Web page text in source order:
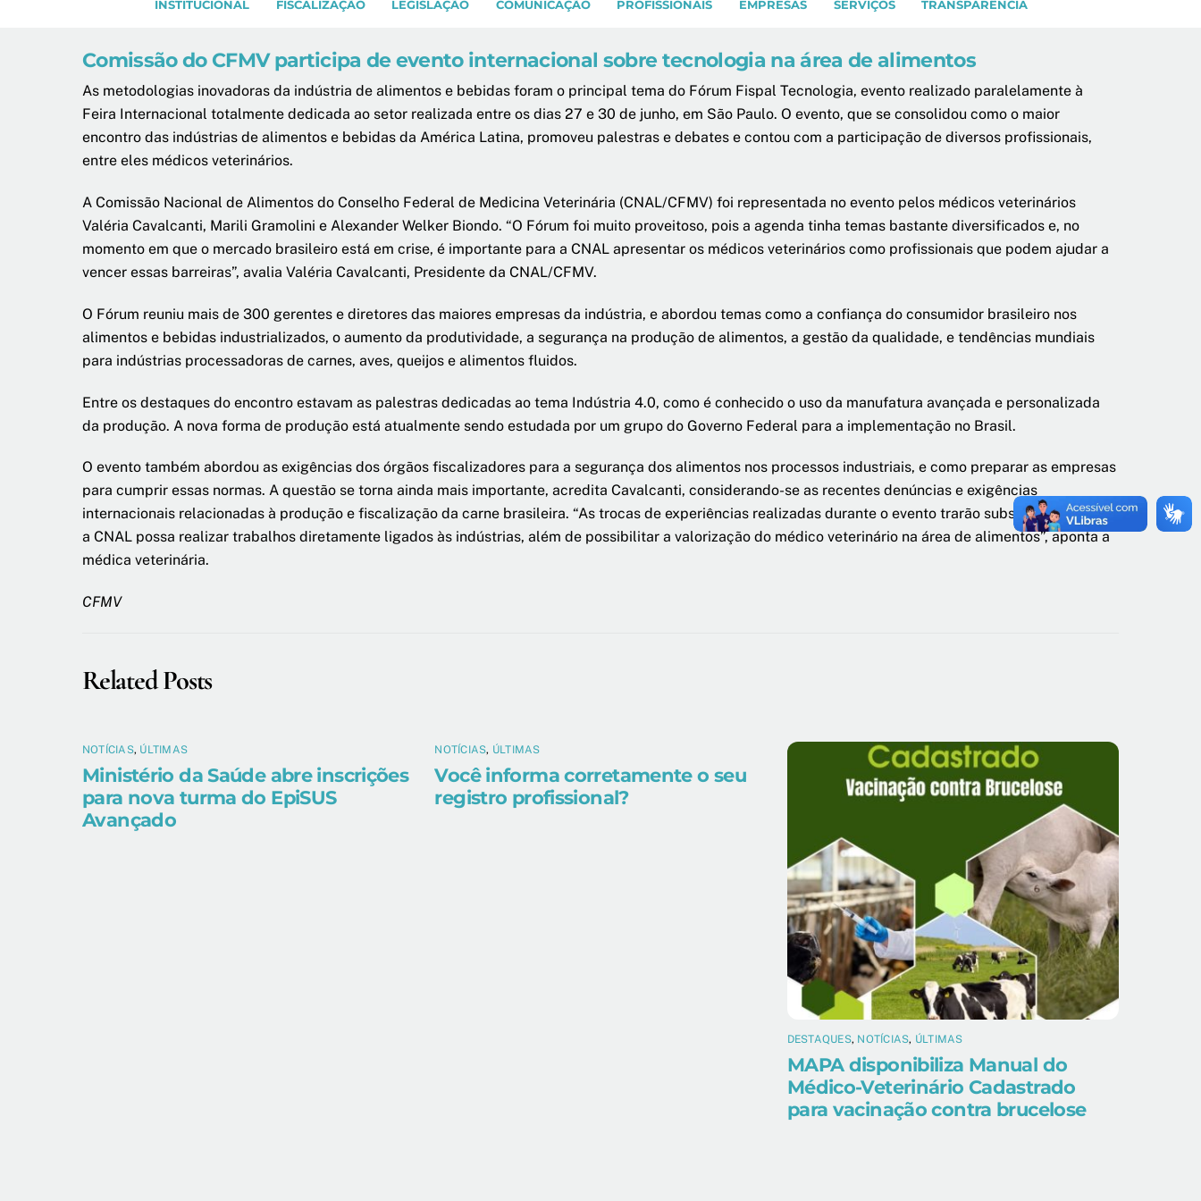
INSTITUCIONAL FISCALIZAÇÃO LEGISLAÇÃO COMUNICAÇÃO PROFISSIONAIS EMPRESAS SERVIÇOS TRANSPARÊNCIA
Comissão do CFMV participa de evento internacional sobre tecnologia na área de alimentos
As metodologias inovadoras da indústria de alimentos e bebidas foram o principal tema do Fórum Fispal Tecnologia, evento realizado paralelamente à
Feira Internacional totalmente dedicada ao setor realizada entre os dias 27 e 30 de junho, em São Paulo. O evento, que se consolidou como o maior
encontro das indústrias de alimentos e bebidas da América Latina, promoveu palestras e debates e contou com a participação de diversos profissionais,
entre eles médicos veterinários.
A Comissão Nacional de Alimentos do Conselho Federal de Medicina Veterinária (CNAL/CFMV) foi representada no evento pelos médicos veterinários
Valéria Cavalcanti, Marili Gramolini e Alexander Welker Biondo. “O Fórum foi muito proveitoso, pois a agenda tinha temas bastante diversificados e, no
momento em que o mercado brasileiro está em crise, é importante para a CNAL apresentar os médicos veterinários como profissionais que podem ajudar a
vencer essas barreiras”, avalia Valéria Cavalcanti, Presidente da CNAL/CFMV.
O Fórum reuniu mais de 300 gerentes e diretores das maiores empresas da indústria, e abordou temas como a confiança do consumidor brasileiro nos
alimentos e bebidas industrializados, o aumento da produtividade, a segurança na produção de alimentos, a gestão da qualidade, e tendências mundiais
para indústrias processadoras de carnes, aves, queijos e alimentos fluidos.
Entre os destaques do encontro estavam as palestras dedicadas ao tema Indústria 4.0, como é conhecido o uso da manufatura avançada e personalizada
da produção. A nova forma de produção está atualmente sendo estudada por um grupo do Governo Federal para a implementação no Brasil.
O evento também abordou as exigências dos órgãos fiscalizadores para a segurança dos alimentos nos processos industriais, e como preparar as empresas
para cumprir essas normas. A questão se torna ainda mais importante, acredita Cavalcanti, considerando-se as recentes denúncias e exigências
internacionais relacionadas à produção e fiscalização da carne brasileira. “As trocas de experiências realizadas durante o evento trarão subsídios para que
a CNAL possa realizar trabalhos diretamente ligados às indústrias, além de possibilitar a valorização do médico veterinário na área de alimentos”, aponta a
médica veterinária.
CFMV
Related Posts
NOTÍCIAS, ÚLTIMAS
Ministério da Saúde abre inscrições
para nova turma do EpiSUS
Avançado
NOTÍCIAS, ÚLTIMAS
Você informa corretamente o seu
registro profissional?
DESTAQUES, NOTÍCIAS, ÚLTIMAS
MAPA disponibiliza Manual do
Médico-Veterinário Cadastrado
para vacinação contra brucelose